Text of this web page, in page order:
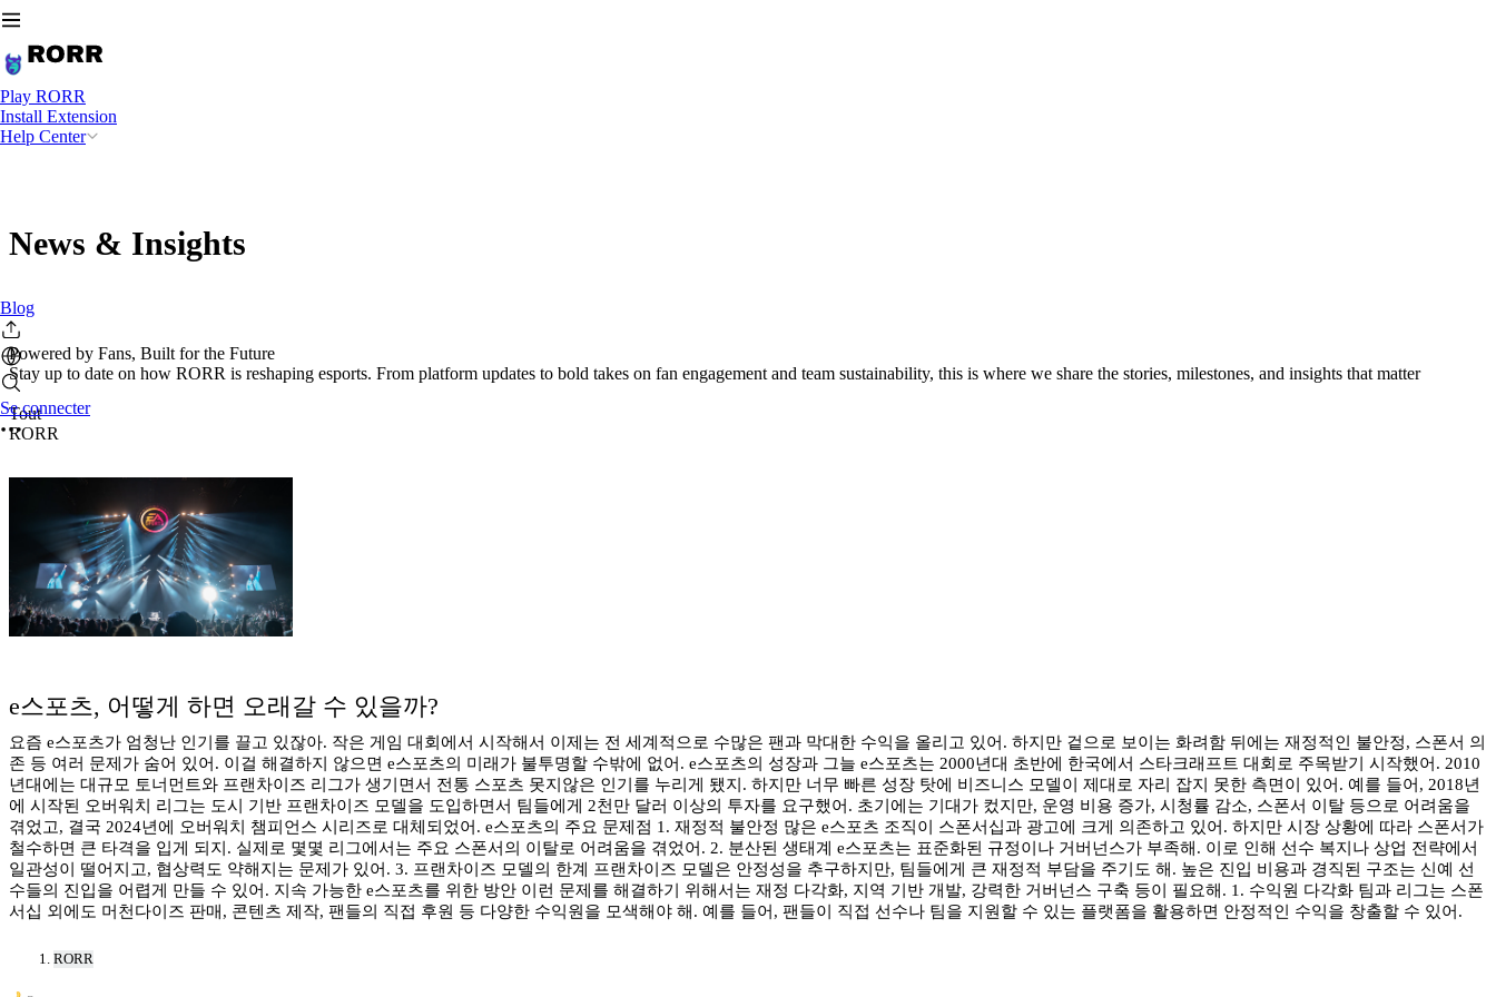
Play RORR
Install Extension
Help Center
Blog
Se connecter
News & Insights
Powered by Fans, Built for the Future
Stay up to date on how RORR is reshaping esports. From platform updates to bold takes on fan engagement and team sustainability, this is where we share the stories, milestones, and insights that matter
Tout
RORR
e스포츠, 어떻게 하면 오래갈 수 있을까?
요즘 e스포츠가 엄청난 인기를 끌고 있잖아. 작은 게임 대회에서 시작해서 이제는 전 세계적으로 수많은 팬과 막대한 수익을 올리고 있어. 하지만 겉으로 보이는 화려함 뒤에는 재정적인 불안정, 스폰서 의
존 등 여러 문제가 숨어 있어. 이걸 해결하지 않으면 e스포츠의 미래가 불투명할 수밖에 없어. e스포츠의 성장과 그늘 e스포츠는 2000년대 초반에 한국에서 스타크래프트 대회로 주목받기 시작했어. 2010
년대에는 대규모 토너먼트와 프랜차이즈 리그가 생기면서 전통 스포츠 못지않은 인기를 누리게 됐지. 하지만 너무 빠른 성장 탓에 비즈니스 모델이 제대로 자리 잡지 못한 측면이 있어. 예를 들어, 2018년
에 시작된 오버워치 리그는 도시 기반 프랜차이즈 모델을 도입하면서 팀들에게 2천만 달러 이상의 투자를 요구했어. 초기에는 기대가 컸지만, 운영 비용 증가, 시청률 감소, 스폰서 이탈 등으로 어려움을
겪었고, 결국 2024년에 오버워치 챔피언스 시리즈로 대체되었어. e스포츠의 주요 문제점 1. 재정적 불안정 많은 e스포츠 조직이 스폰서십과 광고에 크게 의존하고 있어. 하지만 시장 상황에 따라 스폰서가
철수하면 큰 타격을 입게 되지. 실제로 몇몇 리그에서는 주요 스폰서의 이탈로 어려움을 겪었어. 2. 분산된 생태계 e스포츠는 표준화된 규정이나 거버넌스가 부족해. 이로 인해 선수 복지나 상업 전략에서
일관성이 떨어지고, 협상력도 약해지는 문제가 있어. 3. 프랜차이즈 모델의 한계 프랜차이즈 모델은 안정성을 추구하지만, 팀들에게 큰 재정적 부담을 주기도 해. 높은 진입 비용과 경직된 구조는 신예 선
수들의 진입을 어렵게 만들 수 있어. 지속 가능한 e스포츠를 위한 방안 이런 문제를 해결하기 위해서는 재정 다각화, 지역 기반 개발, 강력한 거버넌스 구축 등이 필요해. 1. 수익원 다각화 팀과 리그는 스폰
서십 외에도 머천다이즈 판매, 콘텐츠 제작, 팬들의 직접 후원 등 다양한 수익원을 모색해야 해. 예를 들어, 팬들이 직접 선수나 팀을 지원할 수 있는 플랫폼을 활용하면 안정적인 수익을 창출할 수 있어.
RORR